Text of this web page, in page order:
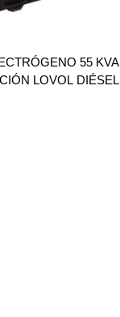
55 KVA
LOVOL DIÉSEL